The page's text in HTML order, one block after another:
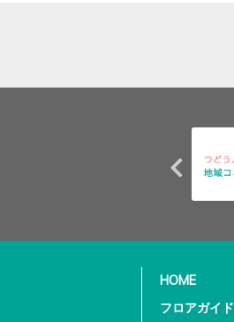
HOME
フロアガイド